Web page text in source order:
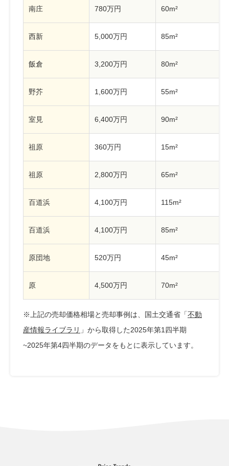
南庄 780万円 60m²
西新 5,000万円 85m²
飯倉 3,200万円 80m²
野芥 1,600万円 55m²
室見 6,400万円 90m²
祖原 360万円 15m²
祖原 2,800万円 65m²
百道浜 4,100万円 115m²
百道浜 4,100万円 85m²
原団地 520万円 45m²
原 4,500万円 70m²
※上記の売却価格相場と売却事例は、国土交通省「不動
産情報ライブラリ 」から取得した2025年第1四半期
~2025年第4四半期のデータをもとに表示しています。